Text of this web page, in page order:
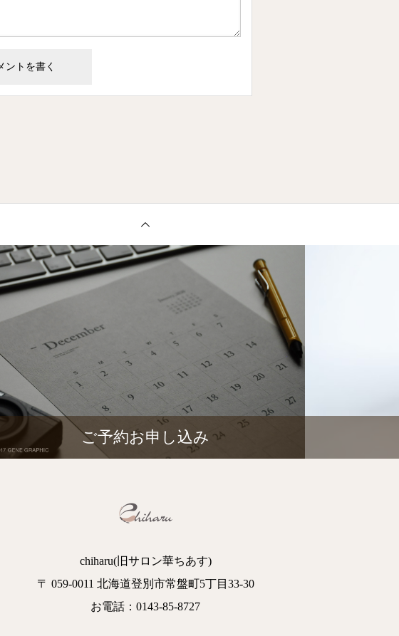
ご予約お申し込み
chiharu(旧サロン華ちあす)
〒 059-0011 北海道登別市常盤町5丁目33-30
お電話：0143-85-8727